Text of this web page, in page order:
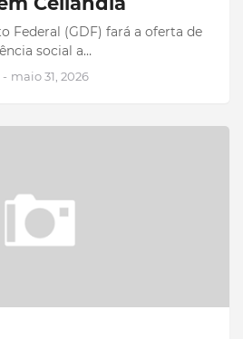
Federal (GDF) fará a oferta de
social a…
- maio 31, 2026